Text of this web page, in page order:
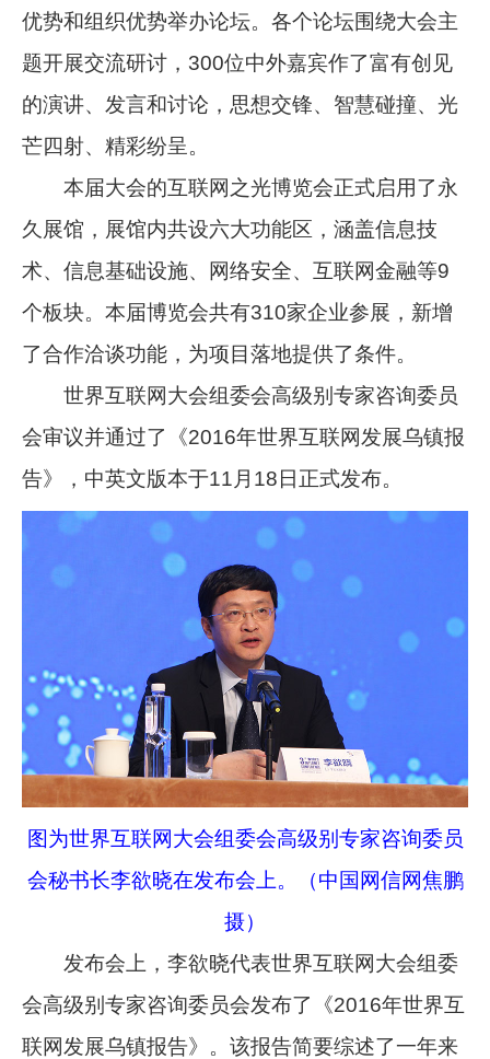
优势和组织优势举办论坛。各个论坛围绕大会主
题开展交流研讨，300位中外嘉宾作了富有创见
的演讲、发言和讨论，思想交锋、智慧碰撞、光
芒四射、精彩纷呈。
本届大会的互联网之光博览会正式启用了永
久展馆，展馆内共设六大功能区，涵盖信息技
术、信息基础设施、网络安全、互联网金融等9
个板块。本届博览会共有310家企业参展，新增
了合作洽谈功能，为项目落地提供了条件。
世界互联网大会组委会高级别专家咨询委员
会审议并通过了《2016年世界互联网发展乌镇报
告》，中英文版本于11月18日正式发布。
图为世界互联网大会组委会高级别专家咨询委员
会秘书长李欲晓在发布会上。（中国网信网焦鹏
摄）
发布会上，李欲晓代表世界互联网大会组委
会高级别专家咨询委员会发布了《2016年世界互
联网发展乌镇报告》。该报告简要综述了一年来